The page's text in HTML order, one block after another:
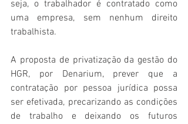
seja, o trabalhador é contratado como
uma empresa, sem nenhum direito
trabalhista.
A proposta de privatização da gestão do
HGR, por Denarium, prever que a
contratação por pessoa jurídica possa
ser efetivada, precarizando as condições
de trabalho e deixando os futuros